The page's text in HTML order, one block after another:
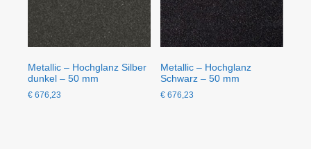
Metallic – Hochglanz Silber
dunkel – 50 mm
€ 676,23
Metallic – Hochglanz
Schwarz – 50 mm
€ 676,23